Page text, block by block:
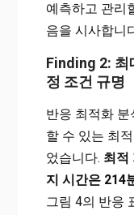
예측하고 관리
음을 시사합니
Finding 2: 최
정 조건 규명
반응 최적화 분
할 수 있는 최
었습니다. 최적
지 시간은 214
그림 4의 반응